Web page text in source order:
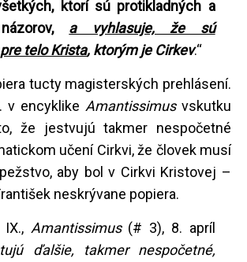
ktorí sú protikladných a
a vyhlasuje, že sú
telo Krista, ktorým je Cirkev.“
tucty magisterských prehlásení.
v encyklike Amantissimus vskutku
že jestvujú takmer nespočetné
učení Cirkvi, že človek musí
aby bol v Cirkvi Kristovej –
neskrývane popiera.
Amantissimus(# 3), 8. apríl
ďalšie, takmer nespočetné,